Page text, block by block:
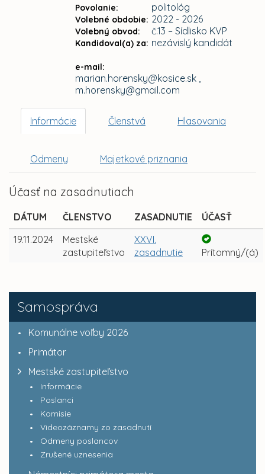
Samospráva
Komunálne voľby 2026
Primátor
Mestské zastupiteľstvo
Informácie
Poslanci
Komisie
Videozáznamy zo zasadnutí
Odmeny poslancov
Zrušené uznesenia
Povolanie: politológ
Volebné obdobie: 2022 - 2026
Volebný obvod: č.13 – Sídlisko KVP
Kandidoval(a) za: nezávislý kandidát
e-mail:
marian.horensky@kosice.sk ,
m.horensky@gmail.com
Informácie Členstvá Hlasovania
Odmeny Majetkové priznania
Účasť na zasadnutiach
DÁTUM ČLENSTVO ZASADNUTIE
ÚČASŤ
19.11.2024
Mestské
zastupiteľstvo
XXVI.
zasadnutie
Prítomný/(á)